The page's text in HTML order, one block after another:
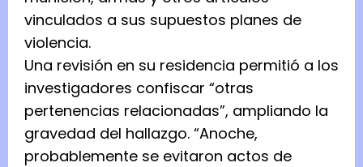
vinculados a sus supuestos planes de
violencia.
Una revisión en su residencia permitió a los
investigadores confiscar “otras
pertenencias relacionadas”, ampliando la
gravedad del hallazgo. “Anoche,
probablemente se evitaron actos de